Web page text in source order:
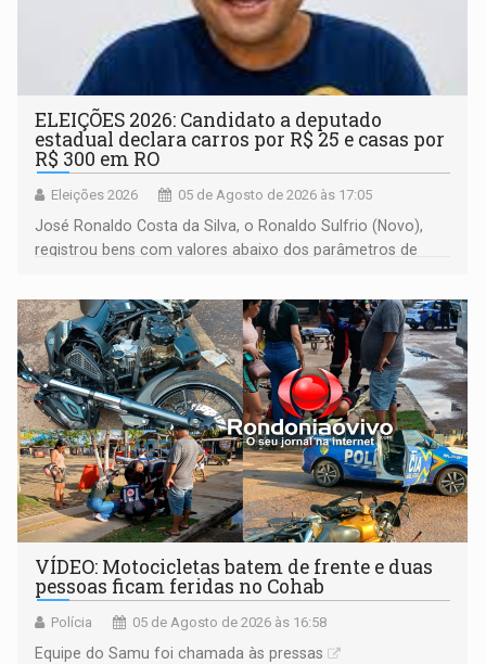
ELEIÇÕES 2026: Candidato a deputado
estadual declara carros por R$ 25 e casas por
R$ 300 em RO
Eleições 2026 05 de Agosto de 2026 às 17:05
José Ronaldo Costa da Silva, o Ronaldo Sulfrio (Novo),
registrou bens com valores abaixo dos parâmetros de
milhões
VÍDEO: Motocicletas batem de frente e duas
pessoas ficam feridas no Cohab
Polícia 05 de Agosto de 2026 às 16:58
Equipe do Samu foi chamada às pressas